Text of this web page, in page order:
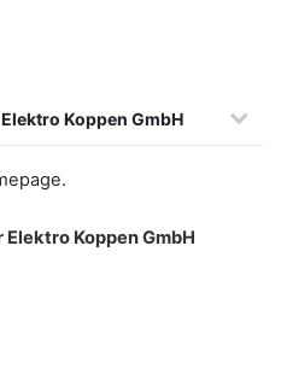
Koppen GmbH
Koppen GmbH